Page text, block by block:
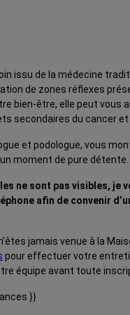
issu de la médecine
de zones réflexes
bien-être, elle peut vous
secondaires du cancer
et podologue, vous
moment de pure détente.
ne sont pas visibles, je
afin de convenir
jamais venue à la
pour effectuer votre
équipe avant toute
}}